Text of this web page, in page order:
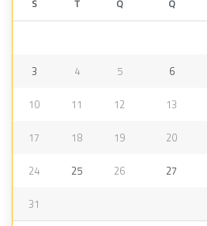
S T Q Q
3 4 5 6
10 11 12 13
17 18 19 20
24 25 26 27
31